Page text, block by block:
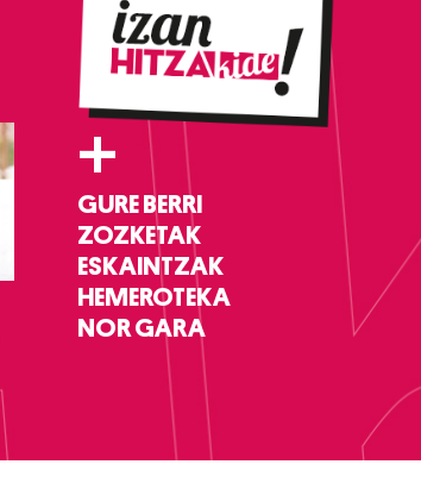
+
GURE BERRI
ZOZKETAK
ESKAINTZAK
HEMEROTEKA
NOR GARA